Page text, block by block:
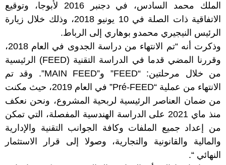
الملك محمد السادس، في دجنبر 2016 لأبوجا، وتوقيع
الاتفاقية ذات الصلة في 10 يونيو 2018، وذلك خلال زيارة
الرئيس النيجيري محمدو بوهاري إلى الرباط.
وذكرت أنه “تم الانتهاء من دراسة الجدوى في العام 2018،
وقررنا المضي قدما في الدراسة التقنية (FEED) الرئيسية
من خلال مرحلتين: “FEED” و”MAIN FEED”. وقد تم
الانتهاء من عملية “Pré-FEED” في العام 2019، حيث مكنت
من ضمان العناصر الرئيسية لربحية المشروع، ونحن نعكف
منذ ماي 2021 على الدراسة الهندسية المفصلة، التي تمكن
من إعداد جميع الملفات وكافة الجوانب التقنية والإدارية
والمالية والقانونية والتجارية، وصولا إلى قرار الاستثمار
النهائي “.